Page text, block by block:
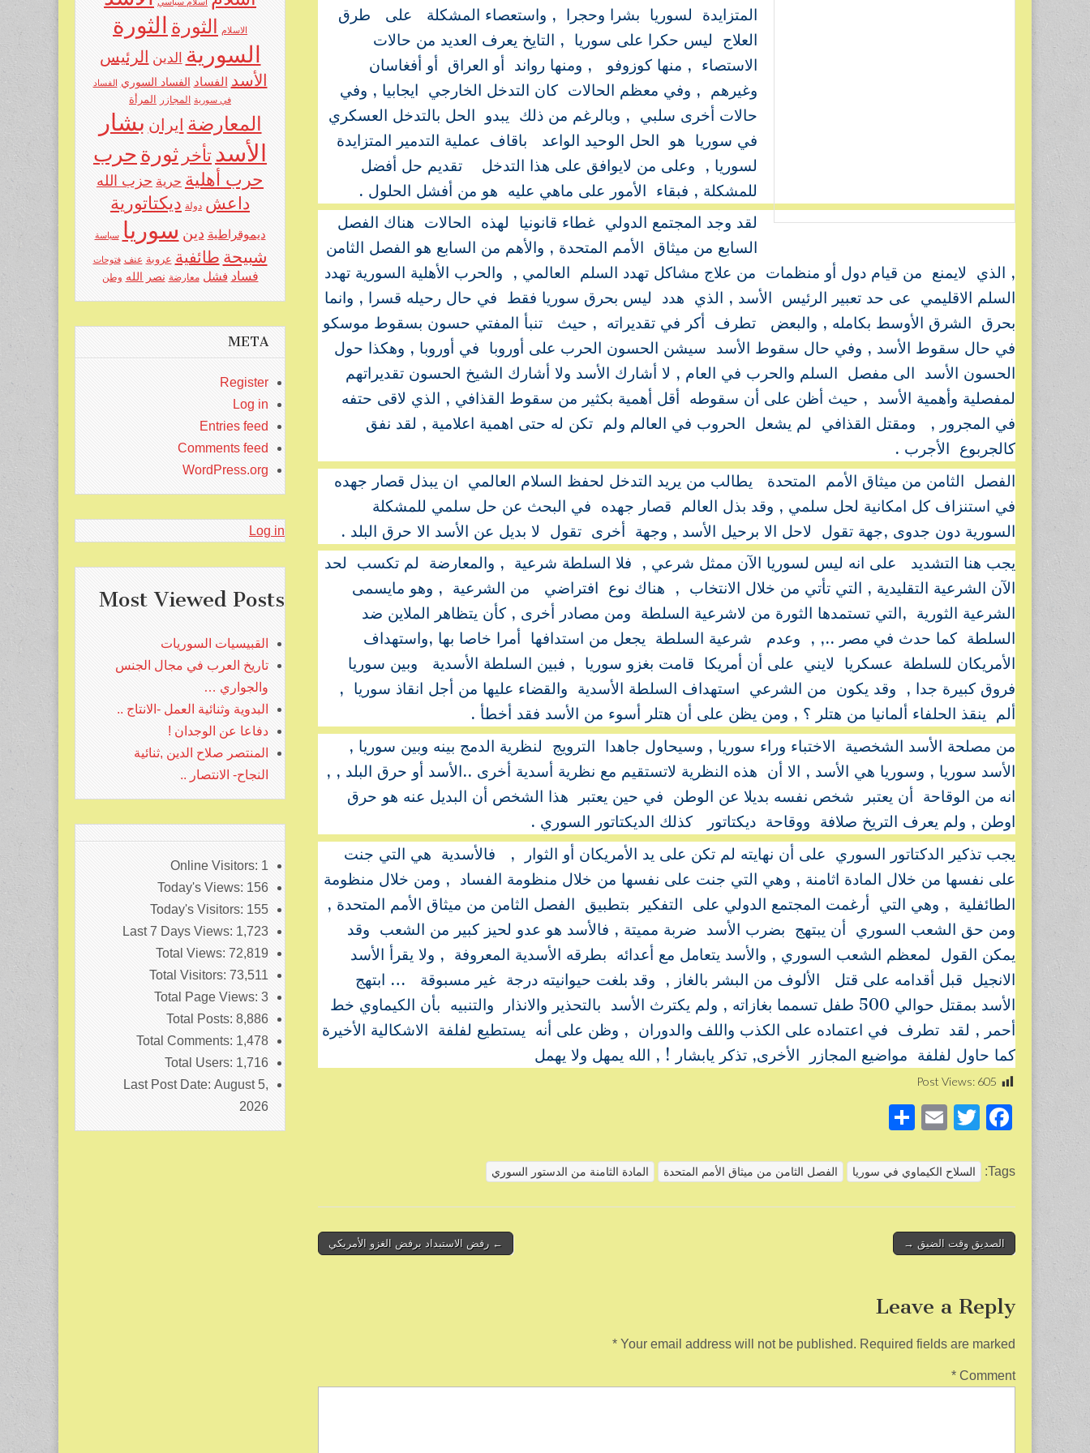
المتزايدة لسوريا بشرا وحجرا , واستعصاء المشكلة على طرق
العلاج ليس حكرا على سوريا , التايخ يعرف العديد من حالات
الاستصاء , منها كوزوفو , ومنها رواند أو العراق أو أفغاسان
وغيرهم , وفي معظم الحالات كان التدخل الخارجي ايجابيا , وفي
حالات أخرى سلبي , وبالرغم من ذلك يبدو الحل بالتدخل العسكري
في سوريا هو الحل الوحيد الواعد باقاف عملية التدمير المتزايدة
لسوريا , وعلى من لايوافق على هذا التدخل تقديم حل أفضل
للمشكلة , فبقاء الأمور على ماهي عليه هو من أفشل الحلول .
لقد وجد المجتمع الدولي غطاء قانونيا لهذه الحالات هناك الفصل
السابع من ميثاق الأمم المتحدة , والأهم من السابع هو الفصل الثامن
, الذي لايمنع من قيام دول أو منظمات من علاج مشاكل تهدد السلم العالمي , والحرب الأهلية السورية تهدد
السلم الاقليمي عى حد تعبير الرئيس الأسد , الذي هدد ليس بحرق سوريا فقط في حال رحيله قسرا , وانما
بحرق الشرق الأوسط بكامله , والبعض تطرف أكر في تقديراته , حيث تنبأ المفتي حسون بسقوط موسكو
في حال سقوط الأسد , وفي حال سقوط الأسد سيشن الحسون الحرب على أوروبا في أوروبا , وهكذا حول
الحسون الأسد الى مفصل السلم والحرب في العام , لا أشارك الأسد ولا أشارك الشيخ الحسون تقديراتهم
لمفصلية وأهمية الأسد , حيث أظن على أن سقوطه أقل أهمية بكثير من سقوط القذافي , الذي لاقى حتفه
في المجرور , ومقتل القذافي لم يشعل الحروب في العالم ولم تكن له حتى اهمية اعلامية , لقد نفق
كالجربوع الأجرب .
الفصل الثامن من ميثاق الأمم المتحدة يطالب من يريد التدخل لحفظ السلام العالمي ان يبذل قصار جهده
في استنزاف كل امكانية لحل سلمي , وقد بذل العالم قصار جهده في البحث عن حل سلمي للمشكلة
السورية دون جدوى ,جهة تقول لاحل الا برحيل الأسد , وجهة أخرى تقول لا بديل عن الأسد الا حرق البلد .
يجب هنا التشديد على انه ليس لسوريا الآن ممثل شرعي , فلا السلطة شرعية , والمعارضة لم تكسب لحد
الآن الشرعية التقليدية , التي تأتي من خلال الانتخاب , هناك نوع افتراضي من الشرعية , وهو مايسمى
الشرعية الثورية ,التي تستمدها الثورة من لاشرعية السلطة ومن مصادر أخرى , كأن يتظاهر الملاين ضد
السلطة كما حدث في مصر .., , وعدم شرعية السلطة يجعل من استدافها أمرا خاصا بها ,واستهداف
الأمريكان للسلطة عسكريا لايني على أن أمريكا قامت بغزو سوريا , فبين السلطة الأسدية وبين سوريا
فروق كبيرة جدا , وقد يكون من الشرعي استهداف السلطة الأسدية والقضاء عليها من أجل انقاذ سوريا ,
ألم ينقذ الحلفاء ألمانيا من هتلر ؟ , ومن يظن على أن هتلر أسوء من الأسد فقد أخطأ .
من مصلحة الأسد الشخصية الاختباء وراء سوريا , وسيحاول جاهدا الترويج لنظرية الدمج بينه وبين سوريا ,
الأسد سوريا , وسوريا هي الأسد , الا أن هذه النظرية لاتستقيم مع نظرية أسدية أخرى ..الأسد أو حرق البلد , ,
انه من الوقاحة أن يعتبر شخص نفسه بديلا عن الوطن في حين يعتبر هذا الشخص أن البديل عنه هو حرق
اوطن , ولم يعرف التريخ صلافة ووقاحة ديكتاتور كذلك الديكتاتور السوري .
يجب تذكير الدكتاتور السوري على أن نهايته لم تكن على يد الأمريكان أو الثوار , فالأسدية هي التي جنت
على نفسها من خلال المادة اثامنة , وهي التي جنت على نفسها من خلال منظومة الفساد , ومن خلال منظومة
الطائفلية , وهي التي أرغمت المجتمع الدولي على التفكير بتطبيق الفصل الثامن من ميثاق الأمم المتحدة ,
ومن حق الشعب السوري أن يبتهج بضرب الأسد ضربة مميتة , فالأسد هو عدو لحيز كبير من الشعب وقد
يمكن القول لمعظم الشعب السوري , والأسد يتعامل مع أعدائه بطرقه الأسدية المعروفة , ولا يقرأ الأسد
الانجيل قبل أقدامه على قتل الألوف من البشر بالغاز , وقد بلغت حيوانيته درجة غير مسبوقة … ابتهج
الأسد بمقتل حوالي 500 طفل تسمما بغازاته , ولم يكترث الأسد بالتحذير والانذار والتنبيه بأن الكيماوي خط
أحمر , لقد تطرف في اعتماده على الكذب واللف والدوران , وظن على أنه يستطيع لفلفة الاشكالية الأخيرة
كما حاول لفلفة مواضيع المجازر الأخرى, تذكر يابشار ! , الله يمهل ولا يهمل
Post Views: 605
F
c
o
k
T
tt
E
ail
ar
Tags: السلاح الكيماوي في سوريا الفصل الثامن من ميثاق الأمم المتحدة المادة الثامنة من الدستور السوري
Post
← رفض الاستبداد برفض الغزو الأمريكي الصديق وقت الضيق →
Leave a Reply
Your email address will not be published. Required fields are marked
*
Comment
*
الاسلام الثورة الثورة
السورية
الدين
الرئيس
الأسد
الفساد الفساد السوري الفساد
في سورية
المجازر المرأة
المعارضة ايران بشار
الأسد تأخر ثورة حرب
حرب أهلية حرية حزب الله
داعش دولة ديكتاتورية
ديموقراطية دين سوريا سياسة
شبيحة طائفية عروبة عنف فتوحات
فساد فشل معارضة نصر الله وطن
META
Register
Log in
Entries feed
Comments feed
WordPress.org
Log in
Most Viewed Posts
القبيسيات السوريات
تاريخ العرب في مجال الجنس
والجواري …
البدوية وثنائية العمل -الانتاج ..
دفاعا عن الوجدان !
المنتصر صلاح الدين ,ثنائية
النجاح- الانتصار ..
Online Visitors: 1
Today's Views: 156
Today's Visitors: 155
Last 7 Days Views: 1,723
Total Views: 72,819
Total Visitors: 73,511
Total Page Views: 3
Total Posts: 8,886
Total Comments: 1,478
Total Users: 1,716
Last Post Date: August 5,
2026